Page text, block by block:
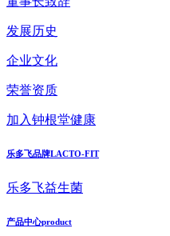
发展历史
企业文化
荣誉资质
加入钟根堂健康
乐多飞品牌LACTO-FIT
乐多飞益生菌
产品中心product